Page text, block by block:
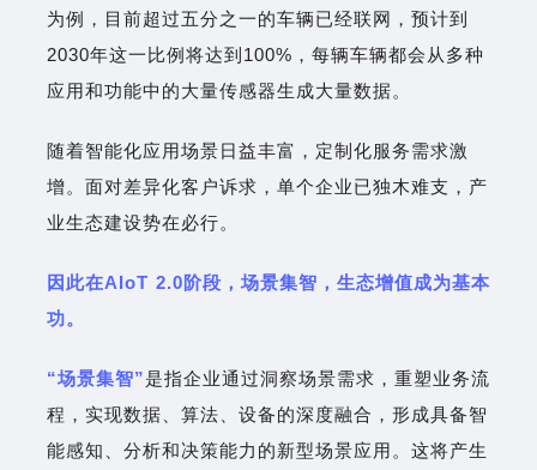
为例，目前超过五分之一的车辆已经联网，预计到
2030年这一比例将达到100%，每辆车辆都会从多种
应用和功能中的大量传感器生成大量数据。
随着智能化应用场景日益丰富，定制化服务需求激
增。面对差异化客户诉求，单个企业已独木难支，产
业生态建设势在必行。
因此在AIoT 2.0阶段，场景集智，生态增值成为基本
功。
“场景集智”是指企业通过洞察场景需求，重塑业务流
程，实现数据、算法、设备的深度融合，形成具备智
能感知、分析和决策能力的新型场景应用。这将产生